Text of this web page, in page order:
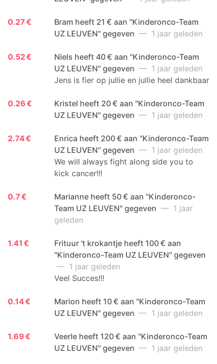
0.27 €
Bram heeft 21 € aan "Kinderonco-Team
UZ LEUVEN" gegeven — 1 jaar geleden
0.52 €
Niels heeft 40 € aan "Kinderonco-Team
UZ LEUVEN" gegeven — 1 jaar geleden
Jens is fier op jullie en jullie heel dankbaar
0.26 €
Kristel heeft 20 € aan "Kinderonco-Team
UZ LEUVEN" gegeven — 1 jaar geleden
2.74 €
Enrica heeft 200 € aan "Kinderonco-Team
UZ LEUVEN" gegeven — 1 jaar geleden
We will always fight along side you to
kick cancer!!!
0.7 €
Marianne heeft 50 € aan "Kinderonco-
Team UZ LEUVEN" gegeven — 1 jaar
geleden
1.41 €
Frituur 't krokantje heeft 100 € aan
"Kinderonco-Team UZ LEUVEN" gegeven
— 1 jaar geleden
Veel Succes!!!
0.14 €
Marion heeft 10 € aan "Kinderonco-Team
UZ LEUVEN" gegeven — 1 jaar geleden
1.69 €
Veerle heeft 120 € aan "Kinderonco-Team
UZ LEUVEN" gegeven — 1 jaar geleden